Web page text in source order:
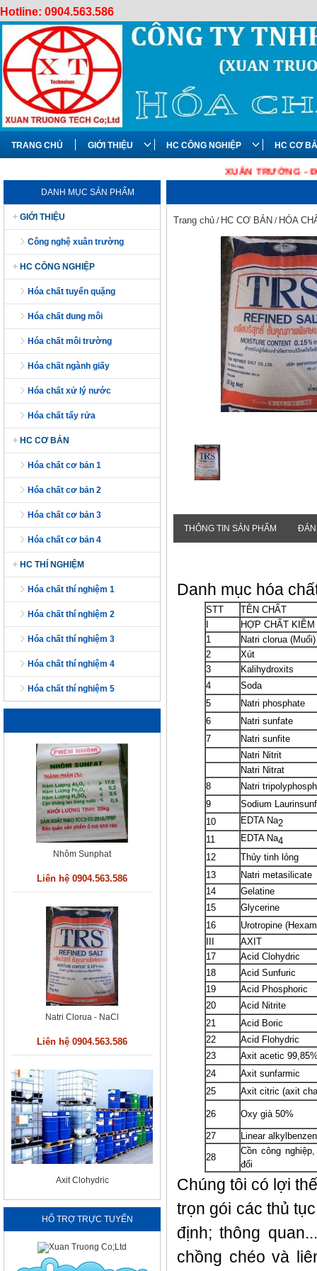
Hotline: 0904.563.586
TRANG CHỦ GIỚI THIỆU HC CÔNG NGHIỆP HC CƠ
XUÂN TRƯỜNG - ĐƠN VỊ
DANH MỤC SẢN PHẨM
GIỚI THIỆU
công nghệ xuân trường
HC CÔNG NGHIỆP
hóa chất tuyển quặng
hóa chất dung môi
hóa chất môi trường
hóa chất ngành giấy
hóa chất xử lý nước
hóa chất tẩy rửa
HC CƠ BẢN
hóa chất cơ bản 1
hóa chất cơ bản 2
hóa chất cơ bản 3
hóa chất cơ bản 4
HC THÍ NGHIỆM
hóa chất thí nghiệm 1
hóa chất thí nghiệm 2
hóa chất thí nghiệm 3
hóa chất thí nghiệm 4
hóa chất thí nghiệm 5
Nikel Sulphate
Liên hệ 0904.563.586
strontium carbonate - SrCO3
Nhôm Sunphat
Liên hệ 0904.563.586
Natri Clorua - NaCl
Liên hệ 0904.563.586
Axit Clohydric
HỔ TRỢ TRỰC TUYẾN
Trang chủ / HC CƠ BẢN / HÓA
THÔNG TIN SẢN PHẨM
Danh mục hóa
STT
TÊN CHẤT
I
HỢP CHẤT KIỀM
1
Natri clorua (Muối)
2
Xút
3
Kalihydroxits
4
Soda
5
Natri phosphate
6
Natri sunfate
7
Natri sunfite
Natri Nitrit
Natri Nitrat
8
Natri
9
Sodium
10
EDTA Na2
11
EDTA Na4
12
Thủy tinh lỏng
13
Natri metasilicate
14
Gelatine
15
Glycerine
16
Urotropine
III
AXIT
17
Acid Clohydric
18
Acid Sunfuric
19
Acid Phosphoric
20
Acid Nitrite
21
Acid Boric
22
Acid Flohydric
23
Axit acetic
24
Axit sunfarmic
25
Axit citric (axit
26 Oxy già 50%
27
Linear
28
Cồn công
đối
Chúng tôi có lợi
trọn gói các thủ
định; thông
chồng chéo và